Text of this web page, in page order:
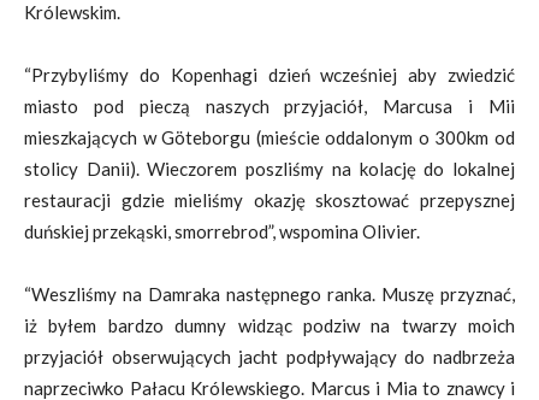
Królewskim.
“Przybyliśmy do Kopenhagi dzień wcześniej aby zwiedzić
miasto pod pieczą naszych przyjaciół, Marcusa i Mii
mieszkających w Göteborgu (mieście oddalonym o 300km od
stolicy Danii). Wieczorem poszliśmy na kolację do lokalnej
restauracji gdzie mieliśmy okazję skosztować przepysznej
duńskiej przekąski, smorrebrod”, wspomina Olivier.
“Weszliśmy na Damraka następnego ranka. Muszę przyznać,
iż byłem bardzo dumny widząc podziw na twarzy moich
przyjaciół obserwujących jacht podpływający do nadbrzeża
naprzeciwko Pałacu Królewskiego. Marcus i Mia to znawcy i